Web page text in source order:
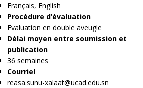
Français, English
Procédure d’évaluation
Evaluation en double aveugle
Délai moyen entre soumission et
publication
36 semaines
Courriel
reasa.sunu-xalaat@ucad.edu.sn